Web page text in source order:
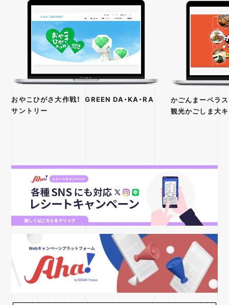
おやこひがさ大作戦！ GREEN DA・KA・RA
サントリー
かごんまーベラ
観光かごしま大